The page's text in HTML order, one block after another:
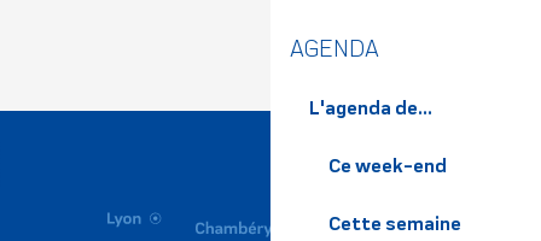
AGENDA
L'agenda de...
Ce week-end
Cette semaine